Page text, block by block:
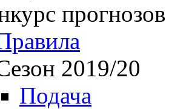
прогнозов
2019/20
Подача